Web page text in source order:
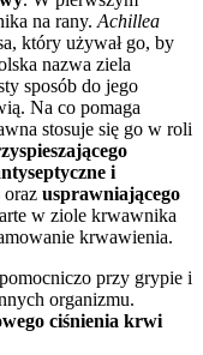
na rany. Achillea
który używał go, by
nazwa ziela
sposób do jego
Na co pomaga
stosuje się go w roli
i
usprawniającego
w ziole krwawnika
krwawienia.
przy grypie i
organizmu.
ciśnienia krwi